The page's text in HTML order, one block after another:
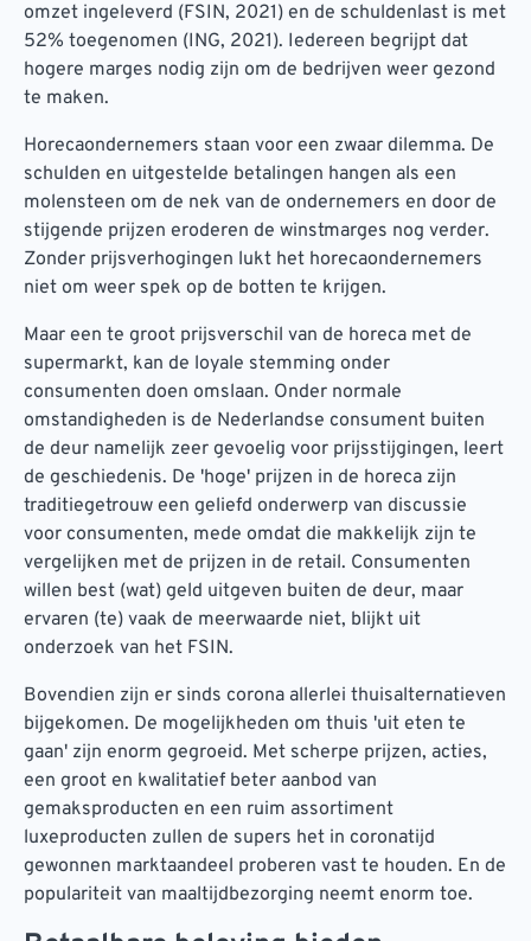
omzet ingeleverd (FSIN, 2021) en de schuldenlast is met
52% toegenomen (ING, 2021). Iedereen begrijpt dat
hogere marges nodig zijn om de bedrijven weer gezond
te maken.
Horecaondernemers staan voor een zwaar dilemma. De
schulden en uitgestelde betalingen hangen als een
molensteen om de nek van de ondernemers en door de
stijgende prijzen eroderen de winstmarges nog verder.
Zonder prijsverhogingen lukt het horecaondernemers
niet om weer spek op de botten te krijgen.
Maar een te groot prijsverschil van de horeca met de
supermarkt, kan de loyale stemming onder
consumenten doen omslaan. Onder normale
omstandigheden is de Nederlandse consument buiten
de deur namelijk zeer gevoelig voor prijsstijgingen, leert
de geschiedenis. De 'hoge' prijzen in de horeca zijn
traditiegetrouw een geliefd onderwerp van discussie
voor consumenten, mede omdat die makkelijk zijn te
vergelijken met de prijzen in de retail. Consumenten
willen best (wat) geld uitgeven buiten de deur, maar
ervaren (te) vaak de meerwaarde niet, blijkt uit
onderzoek van het FSIN.
Bovendien zijn er sinds corona allerlei thuisalternatieven
bijgekomen. De mogelijkheden om thuis 'uit eten te
gaan' zijn enorm gegroeid. Met scherpe prijzen, acties,
een groot en kwalitatief beter aanbod van
gemaksproducten en een ruim assortiment
luxeproducten zullen de supers het in coronatijd
gewonnen marktaandeel proberen vast te houden. En de
populariteit van maaltijdbezorging neemt enorm toe.